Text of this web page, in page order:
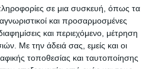
σε μια συσκευή, όπως τα
και προσαρμοσμένες
και περιεχόμενο, μέτρηση
Με την άδειά σας, εμείς και οι
τοποθεσίας και ταυτοποίησης